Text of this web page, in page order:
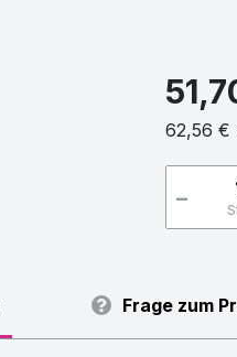
62,56 €
-
Frage zum